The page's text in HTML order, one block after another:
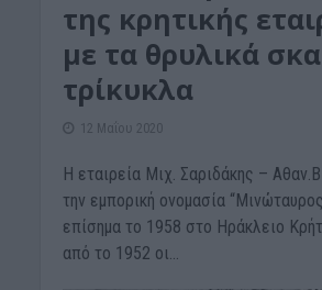
της κρητικής
με τα θρυλικά
τρίκυκλα
12 Μαΐου 2020
Η εταιρεία Μιχ. Σαριδάκης –
την εμπορική ονομασία
επίσημα το 1958 στο Ηράκλειο
από το 1952 οι...